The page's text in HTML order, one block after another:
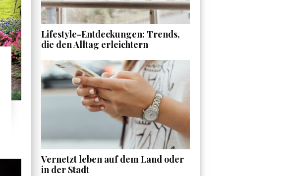
Lifestyle-Entdeckungen: Trends,
die den Alltag erleichtern
Vernetzt leben auf dem Land oder
in der Stadt